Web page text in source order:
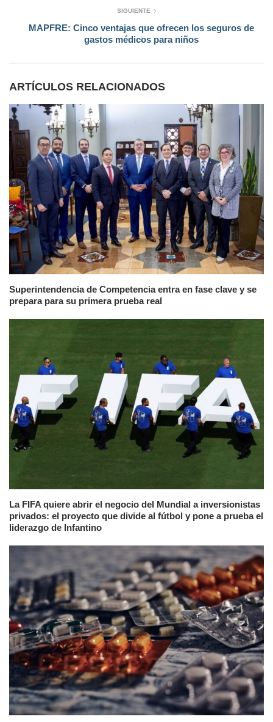
SIGUIENTE
MAPFRE: Cinco ventajas que ofrecen los seguros de
gastos médicos para niños
ARTÍCULOS RELACIONADOS
Superintendencia de Competencia entra en fase clave y se
prepara para su primera prueba real
La FIFA quiere abrir el negocio del Mundial a inversionistas
privados: el proyecto que divide al fútbol y pone a prueba el
liderazgo de Infantino